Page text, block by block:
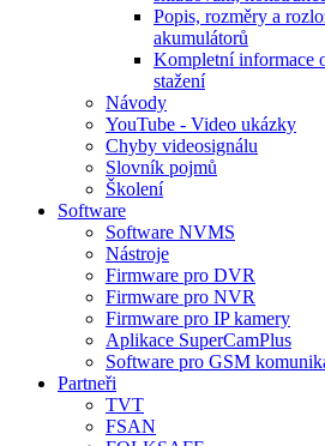
Popis, rozměry a
akumulátorů
Kompletní informace
stažení
Návody
YouTube - Video ukázky
Chyby videosignálu
Slovník pojmů
Školení
Software
Software NVMS
Nástroje
Firmware pro DVR
Firmware pro NVR
Firmware pro IP kamery
Aplikace SuperCamPlus
Software pro GSM
Partneři
TVT
FSAN